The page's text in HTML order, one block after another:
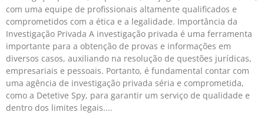
com uma equipe de profissionais altamente qualificados e
comprometidos com a ética e a legalidade. Importância da
Investigação Privada A investigação privada é uma ferramenta
importante para a obtenção de provas e informações em
diversos casos, auxiliando na resolução de questões jurídicas,
empresariais e pessoais. Portanto, é fundamental contar com
uma agência de investigação privada séria e comprometida,
como a Detetive Spy, para garantir um serviço de qualidade e
dentro dos limites legais.